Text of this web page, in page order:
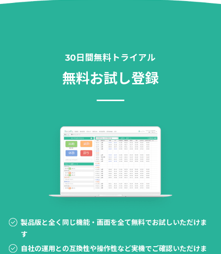
30日間無料トライアル
無料お試し登録
製品版と全く同じ機能・画面を全て無料でお試しいただけま
す
自社の運用との互換性や操作性など実機でご確認いただけま